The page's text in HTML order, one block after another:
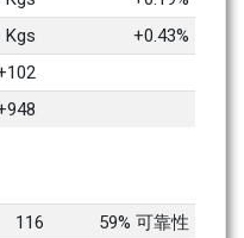
Kgs
+0.43%
116
59% 可靠性